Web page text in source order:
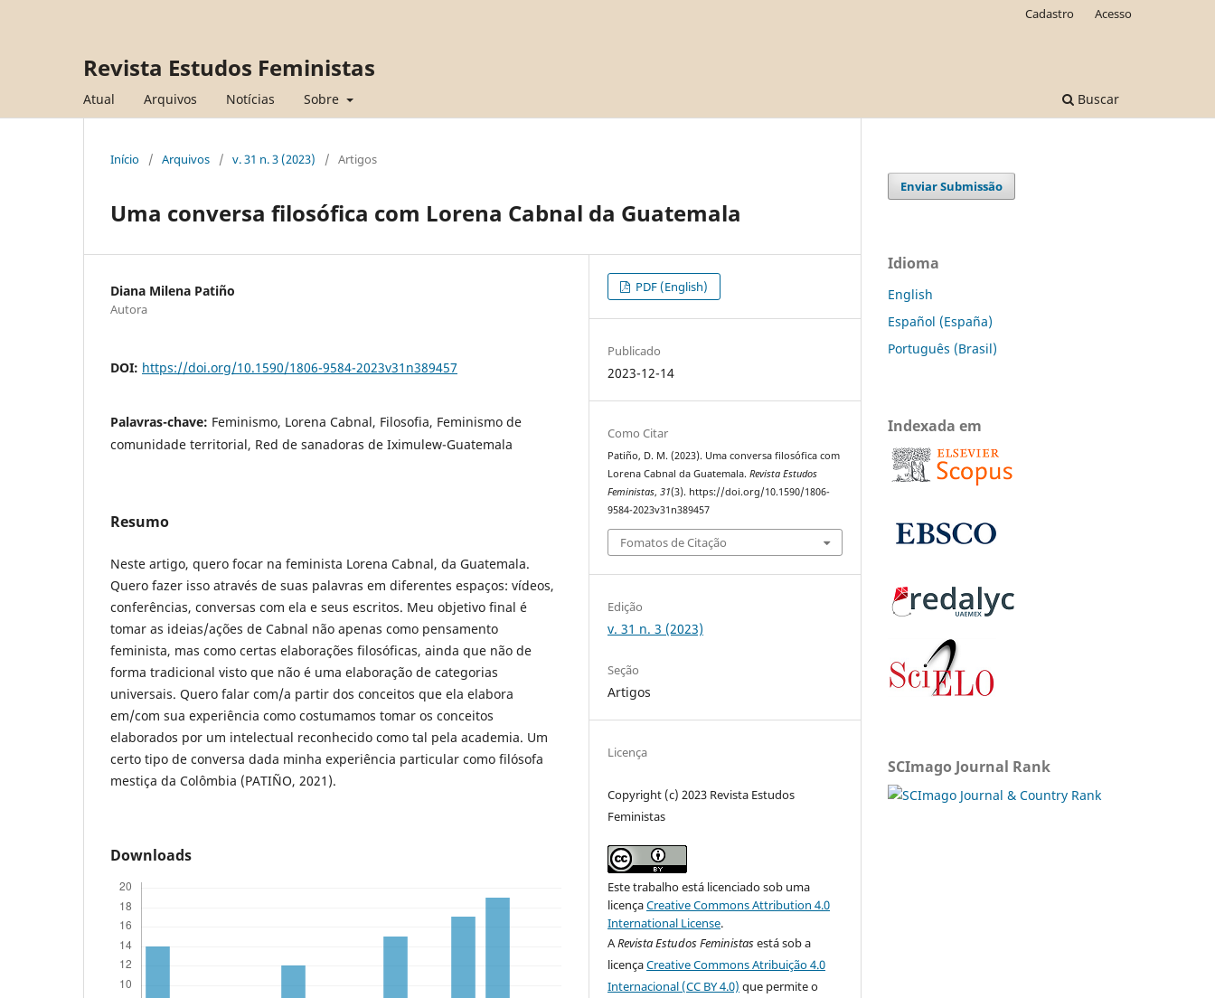
Revista Estudos Feministas
Atual Arquivos Notícias Sobre Buscar
Cadastro Acesso
Início / Arquivos / v. 31 n. 3 (2023) / Artigos
Uma conversa filosófica com Lorena Cabnal da Guatemala
Diana Milena Patiño
Autora
DOI: https://doi.org/10.1590/1806-9584-2023v31n389457
Palavras-chave: Feminismo, Lorena Cabnal, Filosofia, Feminismo de
comunidade territorial, Red de sanadoras de Iximulew-Guatemala
Resumo
Neste artigo, quero focar na feminista Lorena Cabnal, da Guatemala.
Quero fazer isso através de suas palavras em diferentes espaços: vídeos,
conferências, conversas com ela e seus escritos. Meu objetivo final é
tomar as ideias/ações de Cabnal não apenas como pensamento
feminista, mas como certas elaborações filosóficas, ainda que não de
forma tradicional visto que não é uma elaboração de categorias
universais. Quero falar com/a partir dos conceitos que ela elabora
em/com sua experiência como costumamos tomar os conceitos
elaborados por um intelectual reconhecido como tal pela academia. Um
certo tipo de conversa dada minha experiência particular como filósofa
mestiça da Colômbia (PATIÑO, 2021).
Downloads
PDF (English)
Publicado
2023-12-14
Como Citar
Patiño, D. M. (2023). Uma conversa filosófica com
Lorena Cabnal da Guatemala.Revista Estudos
Feministas,31(3). https://doi.org/10.1590/1806-
9584-2023v31n389457
Fomatos de Citação
Edição
v. 31 n. 3 (2023)
Seção
Artigos
Licença
Copyright (c) 2023 Revista Estudos
Feministas
Este trabalho está licenciado sob uma
licençaCreative Commons Attribution 4.0
International License.
ARevista Estudos Feministasestá sob a
licençaCreative Commons Atribuição 4.0
Internacional (CC BY 4.0) que permite o
Enviar Submissão
Idioma
English
Español (España)
Português (Brasil)
Indexada em
SCImago Journal Rank